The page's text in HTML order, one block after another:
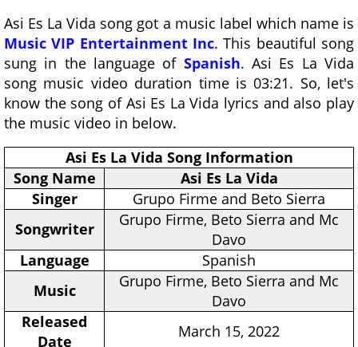
Asi Es La Vida song got a music label which name is
Music VIP Entertainment Inc. This beautiful song
sung in the language of Spanish. Asi Es La Vida
song music video duration time is 03:21. So, let's
know the song of Asi Es La Vida lyrics and also play
the music video in below.
Asi Es La Vida Song Information
Song Name
Asi Es La Vida
Singer
Grupo Firme and Beto Sierra
Songwriter
Grupo Firme, Beto Sierra and Mc
Davo
Language
Spanish
Music
Grupo Firme, Beto Sierra and Mc
Davo
Released
Date
March 15, 2022